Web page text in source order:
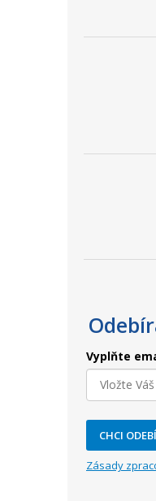
Vyplňte
CHCI
Zásady